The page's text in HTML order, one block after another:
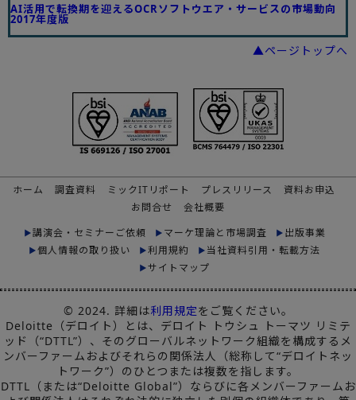
AI活用で転換期を迎えるOCRソフトウエア・サービスの市場動向
2017年度版
▲ページトップへ
ホーム 調査資料 ミックITリポート プレスリリース
資料お申込
お問合せ
会社概要
講演会・セミナーご依頼
マーケ理論と市場調査
出版事業
個人情報の取り扱い
利用規約
当社資料引用・転載方法
サイトマップ
© 2024. 詳細は利用規定をご覧ください。
Deloitte（デロイト）とは、デロイト トウシュ トーマツ リミテ
ッド（“DTTL”）、そのグローバルネットワーク組織を構成するメ
ンバーファームおよびそれらの関係法人（総称して“デロイトネッ
トワーク”）のひとつまたは複数を指します。
DTTL（または“Deloitte Global”）ならびに各メンバーファームお